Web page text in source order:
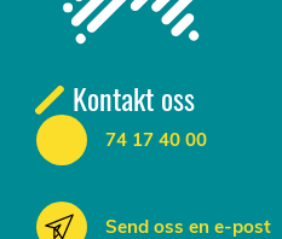
Kontakt oss
74 17 40 00
Send oss en e-post